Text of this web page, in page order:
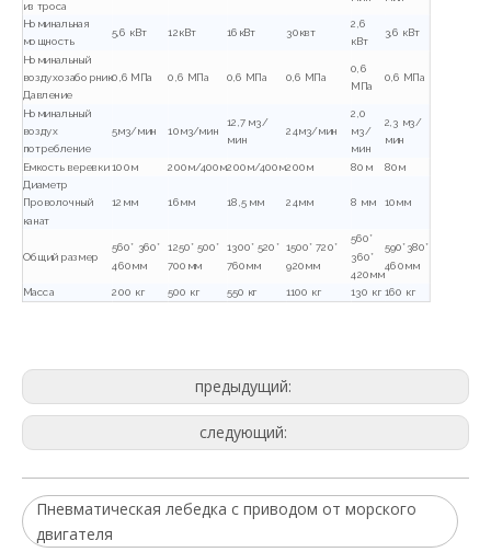
из троса
Номинальная
мощность
5,6 кВт 12кВт 16кВт 30квт
2,6
кВт
3,6 кВт
Номинальный
воздухозаборник
Давление
0,6 МПа 0,6 МПа 0,6 МПа 0,6 МПа
0,6
МПа
0,6 МПа
Номинальный
воздух
потребление
5м3/мин 10м3/мин
12,7 м3/
мин
24м3/мин
2,0
м3/
мин
2,3 м3/
мин
Емкость веревки 100м 200м/400м200м/400м200м 80м 80м
Диаметр
Проволочный
канат
12мм 16мм 18,5 мм 24мм 8 мм 10мм
Общий размер
560* 360*
460мм
1250* 500*
700мм
1300* 520*
760мм
1500* 720*
920мм
560*
360*
420мм
590*380*
460мм
Масса 200 кг 500 кг 550 кг 1100 кг 130 кг 160 кг
предыдущий:
следующий:
Пневматическая лебедка с приводом от морского
двигателя